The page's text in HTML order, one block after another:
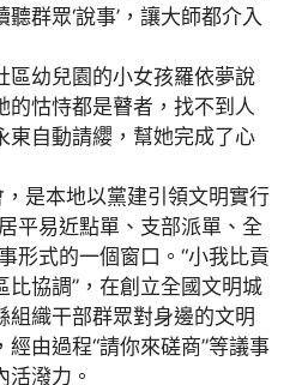
群眾‘說事’，讓大師都介入
幼兒園的小女孩羅依夢說
的怙恃都是瞽者，找不到人
東自動請纓，幫她完成了心
是本地以黨建引領文明實行
平易近點單、支部派單、全
形式的一個窗口。“小我比貢
比協調”，在創立全國文明城
組織干部群眾對身邊的文明
由過程“請你來磋商”等議事
活潑力。